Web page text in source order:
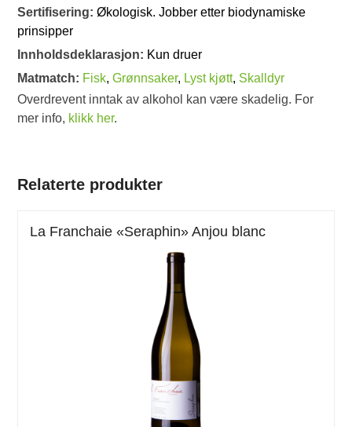
Sertifisering:Økologisk. Jobber etter biodynamiske
prinsipper
Innholdsdeklarasjon: Kun druer
Matmatch: Fisk,Grønnsaker, Lyst kjøtt, Skalldyr
Overdrevent inntak av alkohol kan være skadelig. For
mer info, klikk her.
Relaterte produkter
La Franchaie «Seraphin» Anjou blanc